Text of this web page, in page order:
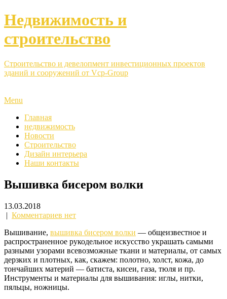
Недвижимость и
строительство
Строительство и девелопмент инвестиционных проектов
зданий и сооружений от Vcp-Group
Menu
Главная
недвижимость
Новости
Строительство
Дизайн интерьера
Наши контакты
Вышивка бисером волки
13.03.2018
| Комментариев нет
Вышивание, вышивка бисером волки — общеизвестное и
распространенное рукодельное искусство украшать самыми
разными узорами всевозможные ткани и материалы, от самых
дерзких и плотных, как, скажем: полотно, холст, кожа, до
тончайших материй — батиста, кисеи, газа, тюля и пр.
Инструменты и материалы для вышивания: иглы, нитки,
пяльцы, ножницы.